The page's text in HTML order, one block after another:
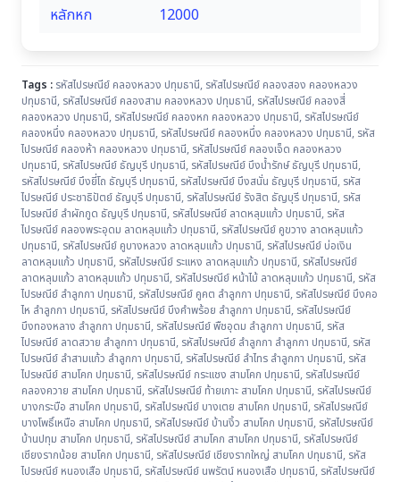
หลักหก
12000
Tags : รหัสไปรษณีย์ คลองหลวง ปทุมธานี, รหัสไปรษณีย์ คลองสอง คลองหลวง
ปทุมธานี, รหัสไปรษณีย์ คลองสาม คลองหลวง ปทุมธานี, รหัสไปรษณีย์ คลองสี่
คลองหลวง ปทุมธานี, รหัสไปรษณีย์ คลองหก คลองหลวง ปทุมธานี, รหัสไปรษณีย์
คลองหนึ่ง คลองหลวง ปทุมธานี, รหัสไปรษณีย์ คลองหนึ่ง คลองหลวง ปทุมธานี, รหัส
ไปรษณีย์ คลองห้า คลองหลวง ปทุมธานี, รหัสไปรษณีย์ คลองเจ็ด คลองหลวง
ปทุมธานี, รหัสไปรษณีย์ ธัญบุรี ปทุมธานี, รหัสไปรษณีย์ บึงน้ำรักษ์ ธัญบุรี ปทุมธานี,
รหัสไปรษณีย์ บึงยี่โถ ธัญบุรี ปทุมธานี, รหัสไปรษณีย์ บึงสนั่น ธัญบุรี ปทุมธานี, รหัส
ไปรษณีย์ ประชาธิปัตย์ ธัญบุรี ปทุมธานี, รหัสไปรษณีย์ รังสิต ธัญบุรี ปทุมธานี, รหัส
ไปรษณีย์ ลำผักกูด ธัญบุรี ปทุมธานี, รหัสไปรษณีย์ ลาดหลุมแก้ว ปทุมธานี, รหัส
ไปรษณีย์ คลองพระอุดม ลาดหลุมแก้ว ปทุมธานี, รหัสไปรษณีย์ คูขวาง ลาดหลุมแก้ว
ปทุมธานี, รหัสไปรษณีย์ คูบางหลวง ลาดหลุมแก้ว ปทุมธานี, รหัสไปรษณีย์ บ่อเงิน
ลาดหลุมแก้ว ปทุมธานี, รหัสไปรษณีย์ ระแหง ลาดหลุมแก้ว ปทุมธานี, รหัสไปรษณีย์
ลาดหลุมแก้ว ลาดหลุมแก้ว ปทุมธานี, รหัสไปรษณีย์ หน้าไม้ ลาดหลุมแก้ว ปทุมธานี, รหัส
ไปรษณีย์ ลำลูกกา ปทุมธานี, รหัสไปรษณีย์ คูคต ลำลูกกา ปทุมธานี, รหัสไปรษณีย์ บึงคอ
ไห ลำลูกกา ปทุมธานี, รหัสไปรษณีย์ บึงคำพร้อย ลำลูกกา ปทุมธานี, รหัสไปรษณีย์
บึงทองหลาง ลำลูกกา ปทุมธานี, รหัสไปรษณีย์ พืชอุดม ลำลูกกา ปทุมธานี, รหัส
ไปรษณีย์ ลาดสวาย ลำลูกกา ปทุมธานี, รหัสไปรษณีย์ ลำลูกกา ลำลูกกา ปทุมธานี, รหัส
ไปรษณีย์ ลำสามแก้ว ลำลูกกา ปทุมธานี, รหัสไปรษณีย์ ลำไทร ลำลูกกา ปทุมธานี, รหัส
ไปรษณีย์ สามโคก ปทุมธานี, รหัสไปรษณีย์ กระแชง สามโคก ปทุมธานี, รหัสไปรษณีย์
คลองควาย สามโคก ปทุมธานี, รหัสไปรษณีย์ ท้ายเกาะ สามโคก ปทุมธานี, รหัสไปรษณีย์
บางกระบือ สามโคก ปทุมธานี, รหัสไปรษณีย์ บางเตย สามโคก ปทุมธานี, รหัสไปรษณีย์
บางโพธิ์เหนือ สามโคก ปทุมธานี, รหัสไปรษณีย์ บ้านงิ้ว สามโคก ปทุมธานี, รหัสไปรษณีย์
บ้านปทุม สามโคก ปทุมธานี, รหัสไปรษณีย์ สามโคก สามโคก ปทุมธานี, รหัสไปรษณีย์
เชียงรากน้อย สามโคก ปทุมธานี, รหัสไปรษณีย์ เชียงรากใหญ่ สามโคก ปทุมธานี, รหัส
ไปรษณีย์ หนองเสือ ปทุมธานี, รหัสไปรษณีย์ นพรัตน์ หนองเสือ ปทุมธานี, รหัสไปรษณีย์